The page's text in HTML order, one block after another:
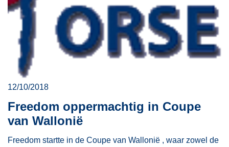
12/10/2018
Freedom oppermachtig in Coupe
van Wallonië
Freedom startte in de Coupe van Wallonië , waar zowel de